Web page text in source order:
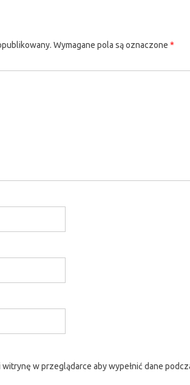
Wymagane pola są oznaczone *
witrynę w przeglądarce aby wypełnić dane